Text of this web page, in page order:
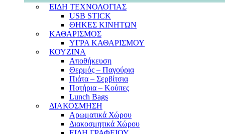
ΕΙΔΗ ΤΕΧΝΟΛΟΓΙΑΣ
USB STICK
ΘΗΚΕΣ ΚΙΝΗΤΩΝ
ΚΑΘΑΡΙΣΜΟΣ
ΥΓΡΑ ΚΑΘΑΡΙΣΜΟΥ
ΚΟΥΖΙΝΑ
Αποθήκευση
Θερμός – Παγούρια
Πιάτα – Σερβίτσια
Ποτήρια – Κούπες
Lunch Bags
ΔΙΑΚΟΣΜΗΣΗ
Αρωματικά Χώρου
Διακοσμητικά Χώρου